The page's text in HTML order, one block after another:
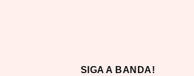
SIGA A BANDA!